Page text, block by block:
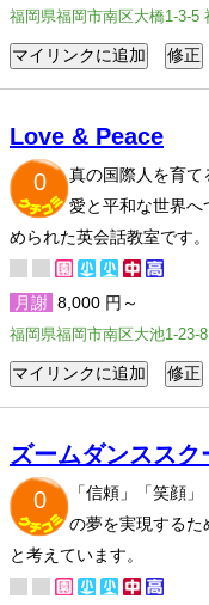
福岡県福岡市南区大橋1-3-5
Love & Peace
0
真の国際人を育て
愛と平和な世界へ
められた英会話教室です。
月謝 8,000 円～
福岡県福岡市南区大池1-23-
ズームダンススク
0
「信頼」「笑顔
の夢を実現するた
と考えています。